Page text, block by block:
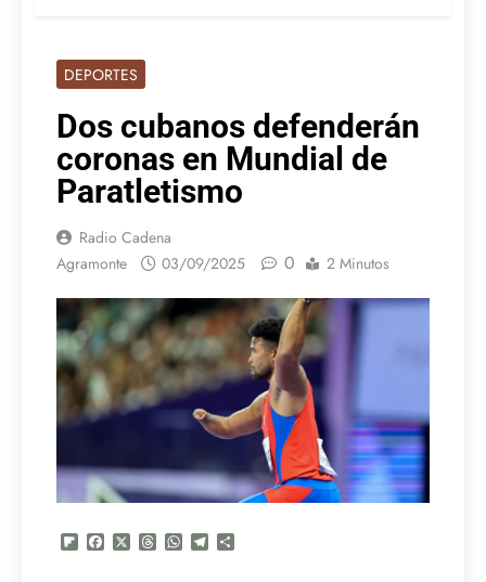
DEPORTES
Dos cubanos defenderán
coronas en Mundial de
Paratletismo
Radio Cadena
Agramonte
03/09/2025 0 2 Minutos
Flipboard
FacebookThreadsWhatsApp
Telegram